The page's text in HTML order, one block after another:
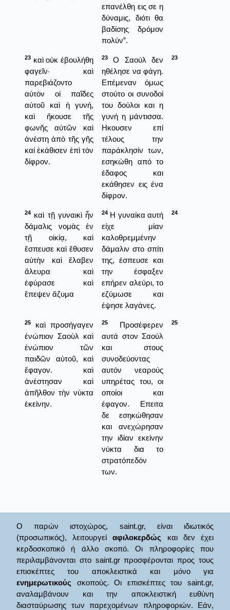
επανέλθη εις σε η
δύναμις, διότι θα
βαδίσης δρόμον
πολύν”.
23 καὶ οὐκ ἐβουλήθη
φαγεῖν· καὶ
παρεβιάζοντο
αὐτὸν οἱ παῖδες
αὐτοῦ καὶ ἡ γυνή,
καὶ ἤκουσε τῆς
φωνῆς αὐτῶν καὶ
ἀνέστη ἀπὸ τῆς γῆς
καί ἐκάθισεν ἐπὶ τὸν
δίφρον.
23
Ο Σαούλ δεν
ηθέλησε να φάγη.
Επέμεναν όμως
στούτο οι συνοδοί
του δούλοι και η
γυνή η μάντισσα.
Ηκουσεν επί
τέλους την
παράκλησίν των,
εσηκώθη από το
έδαφος και
εκάθησεν εις ένα
δίφρον.
23
24 καὶ τῇ γυναικὶ ἦν
δάμαλις νομὰς ἐν
τῇ οἰκίᾳ, καὶ
ἔσπευσε καὶ ἔθυσεν
αὐτὴν καὶ ἔλαβεν
ἄλευρα καὶ
ἐφύρασε καὶ
ἔπεψεν ἄζυμα
24 Η γυναίκα αυτή
είχε μίαν
καλοθρεμμένην
δάμαλιν στο σπίτι
της, έσπευσε και
την έσφαξεν
επήρεν αλεύρι, το
εζύμωσε και
έψησε λαγάνες.
24
25
καὶ προσήγαγεν
ἐνώπιον Σαοὺλ καὶ
ἐνώπιον τῶν
παιδῶν αὐτοῦ, καὶ
ἔφαγον. καὶ
ἀνέστησαν καὶ
ἀπῆλθον τὴν νύκτα
ἐκείνην.
25
Προσέφερεν
αυτά στον Σαούλ
και στους
συνοδεύοντας
αυτόν νεαρούς
υπηρέτας του, οι
οποίοι και
έφαγον. Επειτα
δε εσηκώθησαν
και ανεχώρησαν
την ιδίαν εκείνην
νύκτα δια το
στρατόπεδόν
των.
25
Ο παρών ιστοχώρος, saint.gr, είναι ιδιωτικός
(προσωπικός), λειτουργείαφιλοκερδώς και δεν έχει
κερδοσκοπικό ή άλλο σκοπό. Οι πληροφορίες που
περιλαμβάνονται στο saint.gr προσφέρονται προς τους
επισκέπτες του αποκλειστικά και μόνο για
ενημερωτικούς σκοπούς. Οι επισκέπτες του saint.gr,
αναλαμβάνουν και την αποκλειστική ευθύνη
διασταύρωσης των παρεχομένων πληροφοριών. Εάν,